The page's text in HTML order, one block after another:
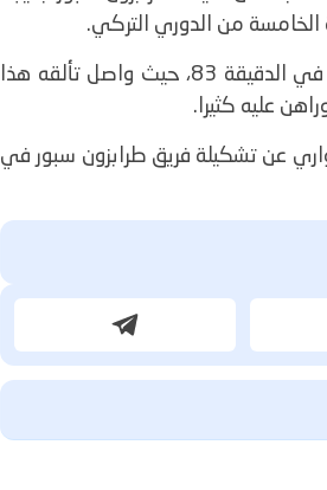
​وشارك النصيري أساسيًا في المواجهة، وقدم أداءً مميزًا قبل أن يتم استبداله في الدقيقة 83، حيث واصل تألقه هذا
عليه كثيرا.
عن تشكيلة فريق طرابزون سبور في